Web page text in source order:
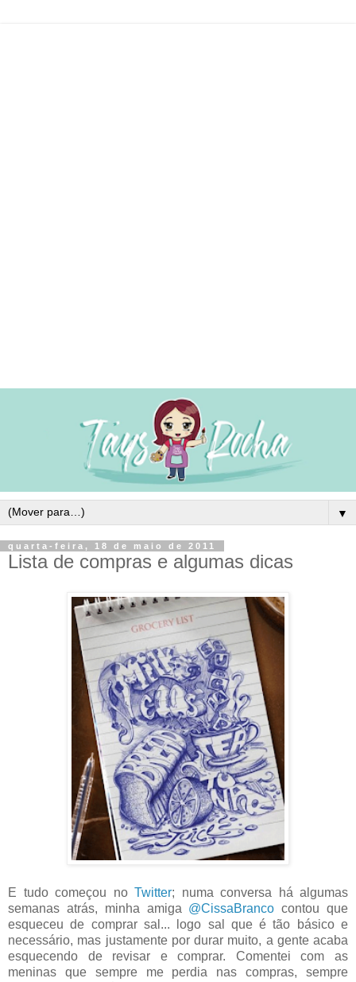
▼
quarta-feira, 18 de maio de 2011
Lista de compras e algumas dicas
E tudo começou no Twitter; numa conversa há algumas
semanas atrás, minha amiga @CissaBranco contou que
esqueceu de comprar sal... logo sal que é tão básico e
necessário, mas justamente por durar muito, a gente acaba
esquecendo de revisar e comprar. Comentei com as
meninas que sempre me perdia nas compras, sempre